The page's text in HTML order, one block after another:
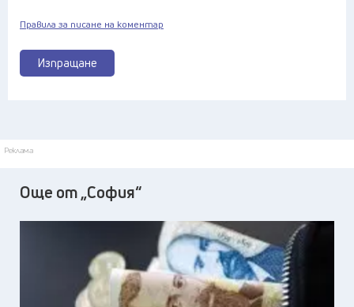
Изпращане
Правила за писане на коментар
Реклама
Още от „София“